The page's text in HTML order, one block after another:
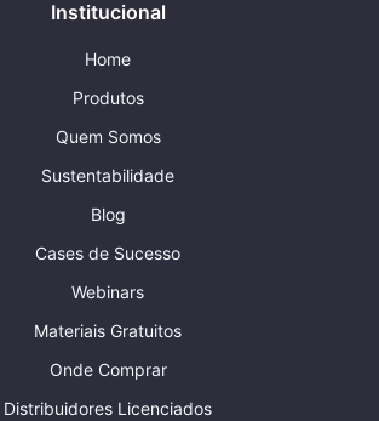
Institucional
Home
Produtos
Quem Somos
Sustentabilidade
Blog
Cases de Sucesso
Webinars
Materiais Gratuitos
Onde Comprar
Distribuidores Licenciados